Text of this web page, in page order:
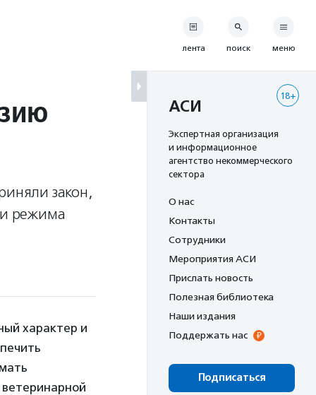
закон,
режима
характер и
ветеринарной
лента поиск меню
18+
АСИ
Экспертная организация
и информационное
агентство некоммерческого
сектора
О нас
Контакты
Сотрудники
Мероприятия АСИ
Прислать новость
Полезная библиотека
Наши издания
Поддержать нас
Подписаться